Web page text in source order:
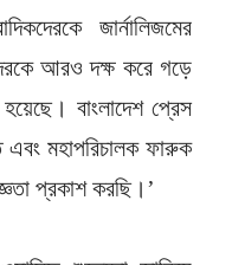
জার্নালিজমের
আরও দক্ষ করে গড়ে
হয়েছে। বাংলাদেশ প্রেস
মহাপরিচালক ফারুক
প্রকাশ করছি।’